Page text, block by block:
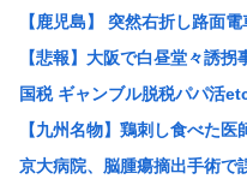
【鹿児島】 突然右折し路面
【悲報】大阪で白昼堂々誘
国税 ギャンブル脱税パパ活
【九州名物】鶏刺し食べた
京大病院、脳腫瘍摘出手術